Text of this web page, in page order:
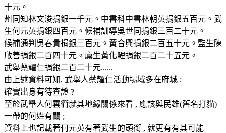
十元。
州同知林文浚捐銀一千元。中書科中書林朝英捐銀五百元。武
生何元英捐銀四百元。候補訓導吳世同捐銀三百二十元。
候補通判吳春貴捐銀三百元。黃合興捐銀二百五十元。監生陳
啟善捐銀二百四十元。廩生黃化鯉捐銀二百二十五元。
武舉蔡耀仁捐銀二百二十元......
由上述資料可知, 武舉人蔡耀仁活動場域多在府城 ;
確實出身有待查證 ?
至於武舉人何雲衢就其地緣關係來看 , 應該與民雄(舊名打貓)
一帶的何姓有關 ;
資料上也記載著何元英有著武生的頭銜 , 就更有有其可能